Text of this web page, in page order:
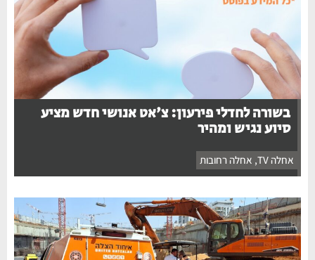
בשורה לחדלי פירעון: צ'אט אנושי חדש מציע
סיוע נגיש ומהיר
אחלה TV ,אחלה רחובות